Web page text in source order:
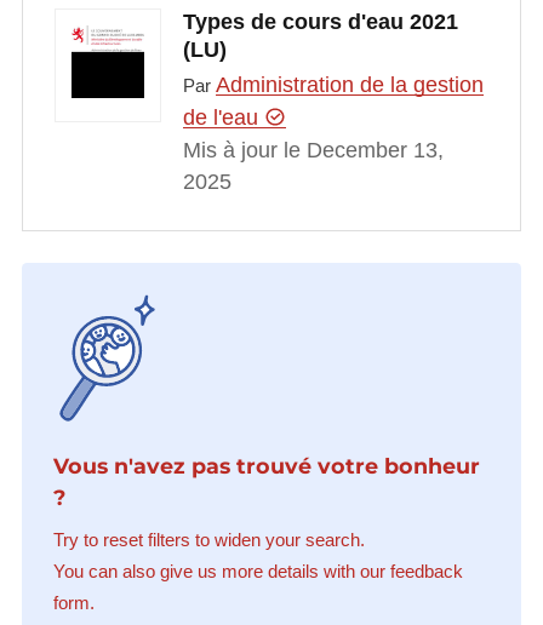
Types de cours d'eau 2021
(LU)
Par Administration de la gestion
de l'eau
Mis à jour le December 13,
2025
Vous n'avez pas trouvé votre bonheur
?
Try to reset filters to widen your search.
You can also give us more details with our feedback
form.